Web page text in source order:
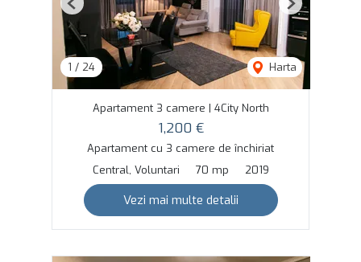
1 / 24 Harta
Previous Next
Apartament 3 camere | 4City North
1,200 €
Apartament cu 3 camere de închiriat
Central, Voluntari
70 mp 2019
Vezi mai multe detalii